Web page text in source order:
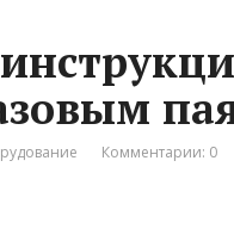
Комментарии: 0